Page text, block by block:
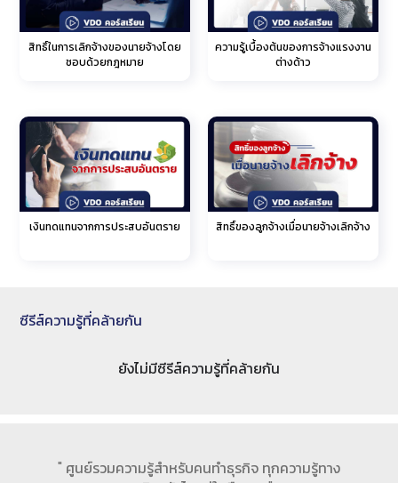
สิทธิ์ในการเลิกจ้างของนายจ้างโดย
ชอบด้วยกฎหมาย
ความรู้เบื้องต้นของการจ้างแรงงาน
ต่างด้าว
เงินทดแทนจากการประสบอันตราย สิทธิ์ของลูกจ้างเมื่อนายจ้างเลิกจ้าง
ซีรีส์ความรู้ที่คล้ายกัน
ยังไม่มีซีรีส์ความรู้ที่คล้ายกัน
" ศูนย์รวมความรู้สำหรับคนทำธุรกิจ ทุกความรู้ทาง